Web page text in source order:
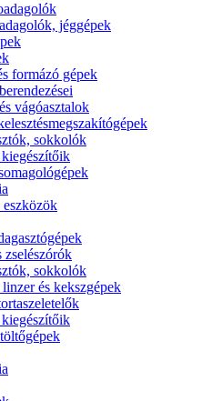
jéggépek
formázó gépek
vágóasztalok
sokkolók
sokkolók
és kekszgépek